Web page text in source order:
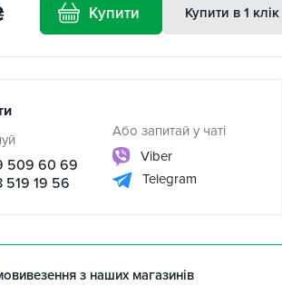
Купити Купити в 1 клік
509 60 69
519 19 56
Або запитай у чаті
Viber
Telegram
з наших магазинів